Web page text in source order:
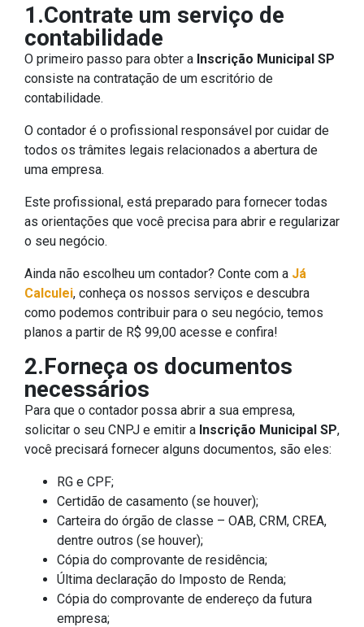
1.Contrate um serviço de
contabilidade
O primeiro passo para obter a Inscrição Municipal SP
consiste na contratação de um escritório de
contabilidade.
O contador é o profissional responsável por cuidar de
todos os trâmites legais relacionados a abertura de
uma empresa.
Este profissional, está preparado para fornecer todas
as orientações que você precisa para abrir e regularizar
o seu negócio.
Ainda não escolheu um contador? Conte com a Já
Calculei, conheça os nossos serviços e descubra
como podemos contribuir para o seu negócio, temos
planos a partir de R$ 99,00 acesse e confira!
2.Forneça os documentos
necessários
Para que o contador possa abrir a sua empresa,
solicitar o seu CNPJ e emitir a Inscrição Municipal SP,
você precisará fornecer alguns documentos, são eles:
RG e CPF;
Certidão de casamento (se houver);
Carteira do órgão de classe – OAB, CRM, CREA,
dentre outros (se houver);
Cópia do comprovante de residência;
Última declaração do Imposto de Renda;
Cópia do comprovante de endereço da futura
empresa;